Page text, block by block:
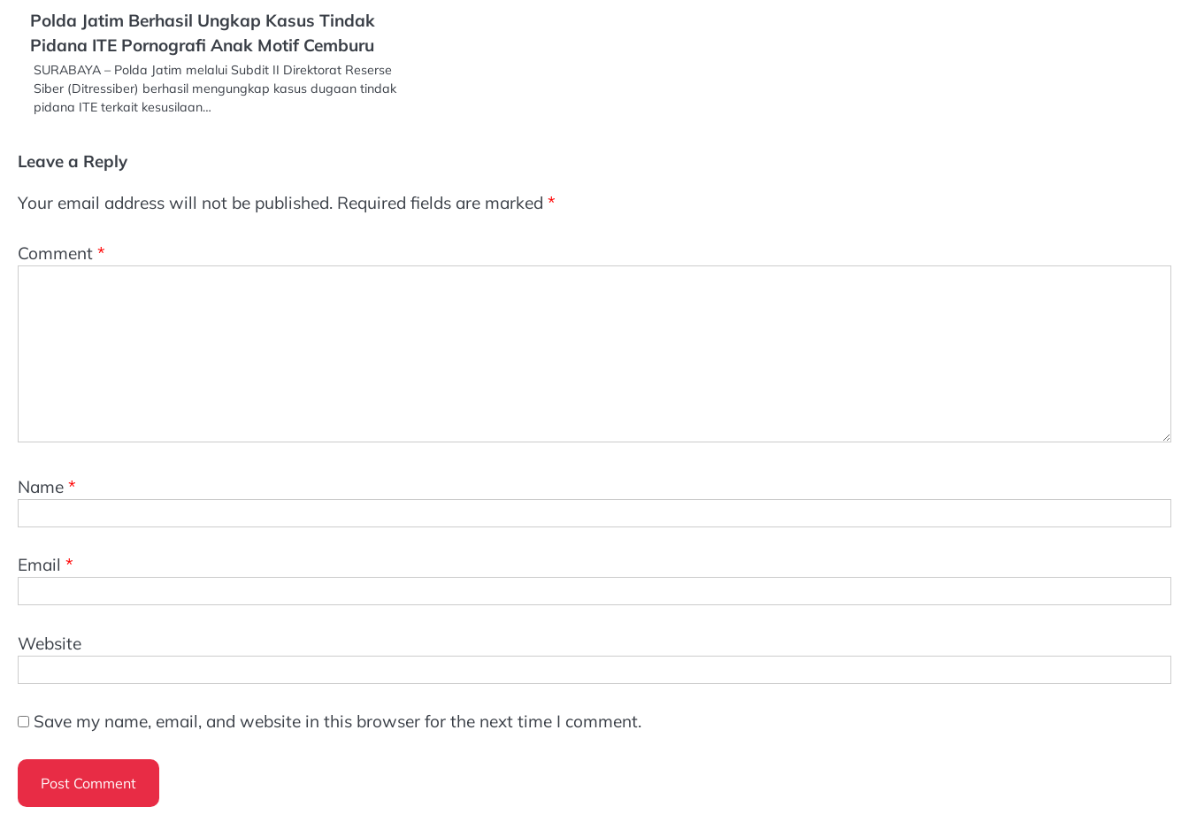
Polda Jatim Berhasil Ungkap Kasus Tindak
Pidana ITE Pornografi Anak Motif Cemburu
SURABAYA – Polda Jatim melalui Subdit II Direktorat Reserse
Siber (Ditressiber) berhasil mengungkap kasus dugaan tindak
pidana ITE terkait kesusilaan…
Leave a Reply
Your email address will not be published. Required fields are marked *
Comment *
Name *
Email *
Website
Save my name, email, and website in this browser for the next time I comment.